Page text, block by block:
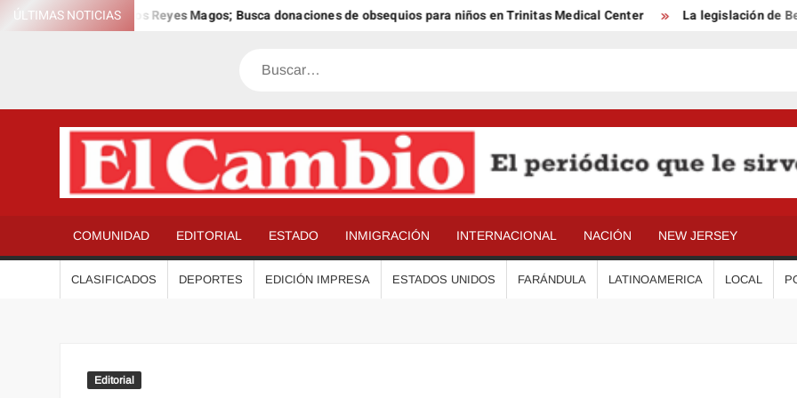
Saltar
ÚLTIMAS NOTICIAS
Día Anual de los Reyes Magos; Busca donaciones de obsequios para niños en Trinitas Medical Center La legislación de
Buscar
COMUNIDAD EDITORIAL ESTADO INMIGRACIÓN INTERNACIONAL NACIÓN NEW JERSEY
CLASIFICADOS DEPORTES EDICIÓN IMPRESA ESTADOS UNIDOS FARÁNDULA LATINOAMERICA LOCAL
Editorial